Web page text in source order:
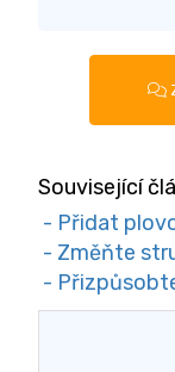
Související
- Přidat
- Změňte
-